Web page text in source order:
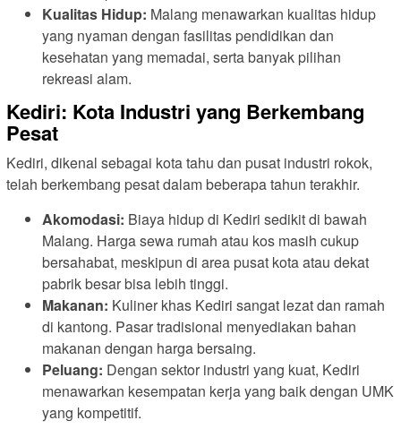
Kualitas Hidup: Malang menawarkan kualitas hidup
yang nyaman dengan fasilitas pendidikan dan
kesehatan yang memadai, serta banyak pilihan
rekreasi alam.
Kediri: Kota Industri yang Berkembang
Pesat
Kediri, dikenal sebagai kota tahu dan pusat industri rokok,
telah berkembang pesat dalam beberapa tahun terakhir.
Akomodasi: Biaya hidup di Kediri sedikit di bawah
Malang. Harga sewa rumah atau kos masih cukup
bersahabat, meskipun di area pusat kota atau dekat
pabrik besar bisa lebih tinggi.
Makanan: Kuliner khas Kediri sangat lezat dan ramah
di kantong. Pasar tradisional menyediakan bahan
makanan dengan harga bersaing.
Peluang: Dengan sektor industri yang kuat, Kediri
menawarkan kesempatan kerja yang baik dengan UMK
yang kompetitif.